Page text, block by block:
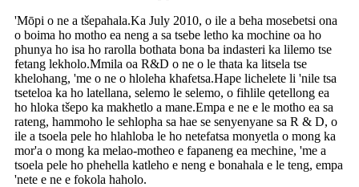
'Mōpi o ne a tšepahala.Ka July 2010, o ile a beha mosebetsi ona
o boima ho motho ea neng a sa tsebe letho ka mochine oa ho
phunya ho isa ho rarolla bothata bona ba indasteri ka lilemo tse
fetang lekholo.Mmila oa R&D o ne o le thata ka litsela tse
khelohang, 'me o ne o hloleha khafetsa.Hape lichelete li 'nile tsa
tseteloa ka ho latellana, selemo le selemo, o fihlile qetellong ea
ho hloka tšepo ka makhetlo a mane.Empa e ne e le motho ea sa
rateng, hammoho le sehlopha sa hae se senyenyane sa R ​​& D, o
ile a tsoela pele ho hlahloba le ho netefatsa monyetla o mong ka
mor'a o mong ka melao-motheo e fapaneng ea mechine, 'me a
tsoela pele ho phehella katleho e neng e bonahala e le teng, empa
'nete e ne e fokola haholo.